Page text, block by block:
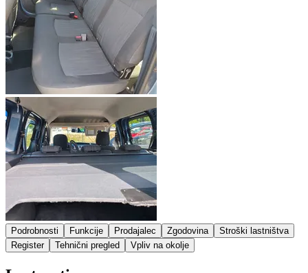
Podrobnosti Funkcije Prodajalec Zgodovina
Stroški lastništva
Register
Tehnični pregled Vpliv na okolje